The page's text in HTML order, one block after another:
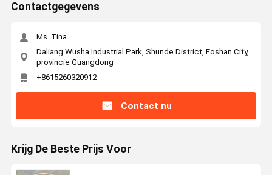
Contactgegevens
Ms. Tina
Daliang Wusha Industrial Park, Shunde District, Foshan City,
provincie Guangdong
+8615260320912
Contact nu
Krijg De Beste Prijs Voor